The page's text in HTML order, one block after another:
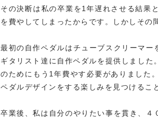
その決断は私の卒業を1年遅れさせる結果
を費やしてしまったからです。しかしその
最初の自作ペダルはチューブスクリーマー
ギタリスト達に自作ペダルを提供しまし
のためにもう1年費やす必要がありました
ペダルデザインをする楽しみを見つけるこ
卒業後、私は自分のやりたい事を貫き、